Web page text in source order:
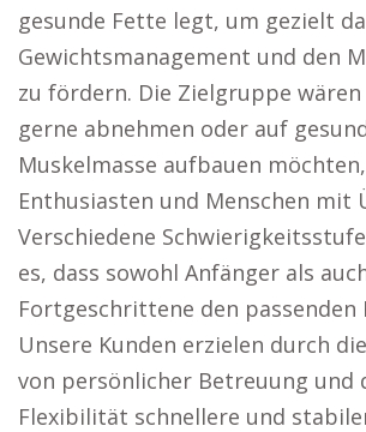
gesunde Fette legt, um gezielt
Gewichtsmanagement und den
zu fördern. Die Zielgruppe wären
gerne abnehmen oder auf
Muskelmasse aufbauen
Enthusiasten und Menschen mit
Verschiedene
es, dass sowohl Anfänger als
Fortgeschrittene den passenden
Unsere Kunden erzielen durch
von persönlicher Betreuung und
Flexibilität schnellere und